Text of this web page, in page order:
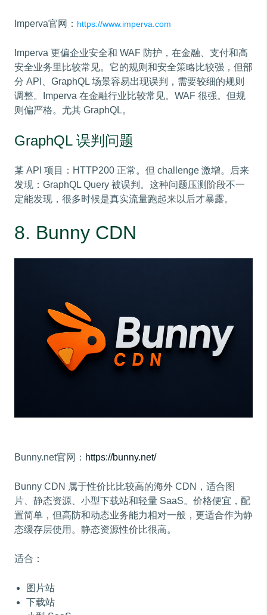
Imperva官网： https://www.imperva.com
Imperva 更偏企业安全和 WAF 防护，在金融、支付和高
安全业务里比较常见。它的规则和安全策略比较强，但部
分 API、GraphQL 场景容易出现误判，需要较细的规则
调整。Imperva 在金融行业比较常见。WAF 很强。但规
则偏严格。尤其 GraphQL。
GraphQL 误判问题
某 API 项目：HTTP200 正常。但 challenge 激增。后来
发现：GraphQL Query 被误判。这种问题压测阶段不一
定能发现，很多时候是真实流量跑起来以后才暴露。
8. Bunny CDN
Bunny.net官网： https://bunny.net/
Bunny CDN 属于性价比比较高的海外 CDN，适合图
片、静态资源、小型下载站和轻量 SaaS。价格便宜，配
置简单，但高防和动态业务能力相对一般，更适合作为静
态缓存层使用。静态资源性价比很高。
适合：
图片站
下载站